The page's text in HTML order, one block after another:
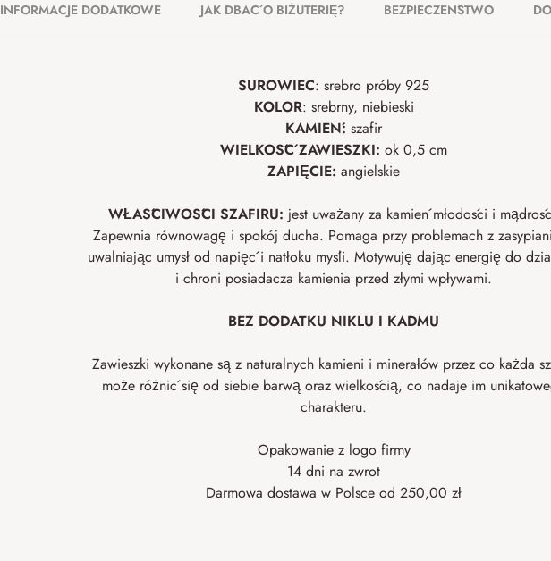
INFORMACJE DODATKOWE JAK DBAĆ O BIŻUTERIĘ? BEZPIECZEŃSTWO
SUROWIEC: srebro próby 925
KOLOR: srebrny, niebieski
KAMIEŃ: szafir
WIELKOŚĆ ZAWIESZKI: ok 0,5 cm
ZAPIĘCIE: angielskie
WŁAŚCIWOŚCI SZAFIRU: jest uważany za kamień młodości i
Zapewnia równowagę i spokój ducha. Pomaga przy problemach z
uwalniając umysł od napięć i natłoku myśli. Motywuję dając energię do
i chroni posiadacza kamienia przed złymi wpływami.
BEZ DODATKU NIKLU I KADMU
Zawieszki wykonane są z naturalnych kamieni i minerałów przez co każda
może różnić się od siebie barwą oraz wielkością, co nadaje im
charakteru.
Opakowanie z logo firmy
14 dni na zwrot
Darmowa dostawa w Polsce od 250,00 zł